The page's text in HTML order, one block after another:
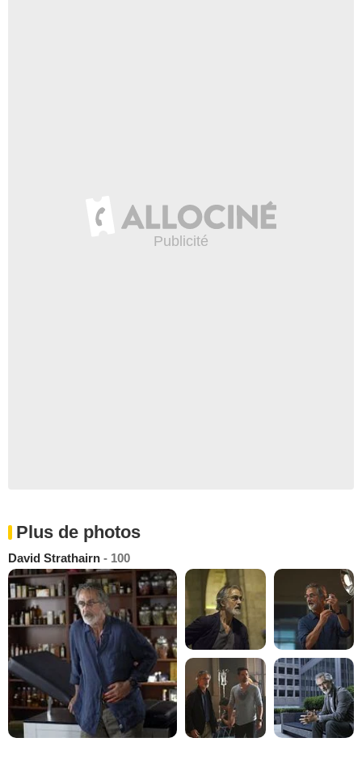
Plus de photos
David Strathairn - 100